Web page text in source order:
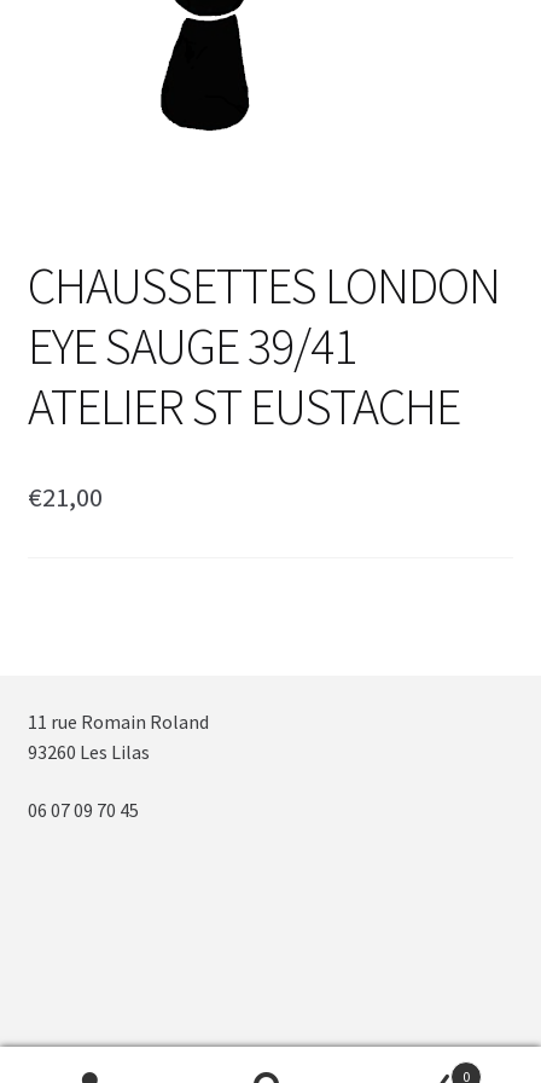
CHAUSSETTES LONDON
EYE SAUGE 39/41
ATELIER ST EUSTACHE
€21,00
11 rue Romain Roland
93260 Les Lilas
06 07 09 70 45
0